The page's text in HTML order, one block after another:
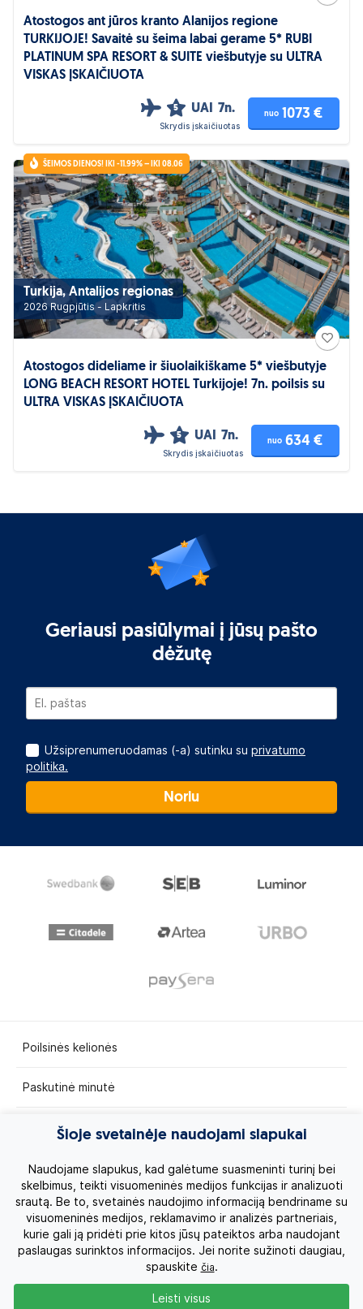
Atostogos ant jūros kranto Alanijos regione
TURKIJOJE! Savaitė su šeima labai gerame 5* RUBI
PLATINUM SPA RESORT & SUITE viešbutyje su ULTRA
VISKAS ĮSKAIČIUOTA
5 UAI 7n.
Skrydis įskaičiuotas
nuo 1073 €
ŠEIMOS DIENOS! IKI -11.99% – IKI 08.06
Turkija, Antalijos regionas
2026 Rugpjūtis - Lapkritis
Atostogos dideliame ir šiuolaikiškame 5* viešbutyje
LONG BEACH RESORT HOTEL Turkijoje! 7n. poilsis su
ULTRA VISKAS ĮSKAIČIUOTA
5 UAI 7n.
Skrydis įskaičiuotas
nuo 634 €
Geriausi pasiūlymai į jūsų pašto
dėžutę
Užsiprenumeruodamas (-a) sutinku su privatumo
politika.
Noriu
Poilsinės kelionės
Paskutinė minutė
Egzotinės kelionės
Kruizai
Kelionės po Lietuvą
Apie mus
Privatumo politika
Šioje svetainėje naudojami slapukai
Naudojame slapukus, kad galėtume suasmeninti turinį bei
skelbimus, teikti visuomeninės medijos funkcijas ir analizuoti
srautą. Be to, svetainės naudojimo informaciją bendriname su
visuomeninės medijos, reklamavimo ir analizės partneriais,
kurie gali ją pridėti prie kitos jūsų pateiktos arba naudojant
paslaugas surinktos informacijos. Jei norite sužinoti daugiau,
spauskite čia.
Leisti visus